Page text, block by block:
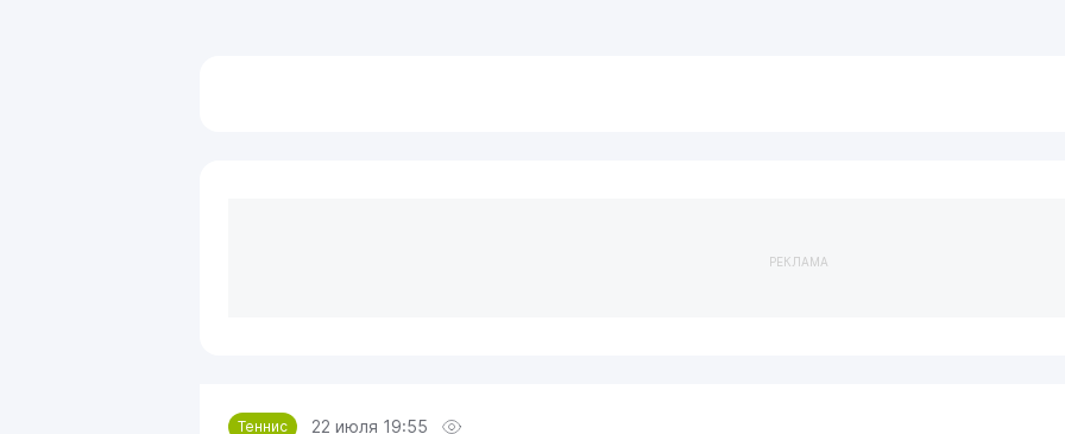
РЕКЛАМА
Теннис 22 июля 19:55